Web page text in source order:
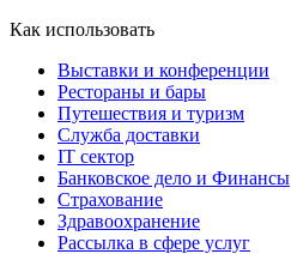
Как использовать
Выставки и конференции
Рестораны и бары
Путешествия и туризм
Служба доставки
IT сектор
Банковское дело и Финансы
Страхование
Здравоохранение
Рассылка в сфере услуг